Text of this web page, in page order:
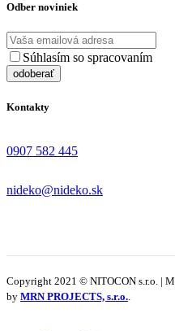
Odber noviniek
Súhlasím so spracovaním
Kontakty
0907 582 445
nideko@nideko.sk
Copyright 2021 © NITOCON s.r.o. |
by MRN PROJECTS, s.r.o.